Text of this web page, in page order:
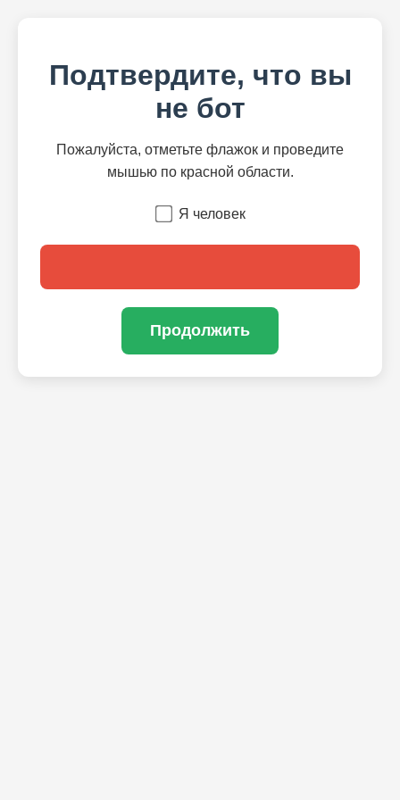
Подтвердите, что вы
не бот
Пожалуйста, отметьте флажок и проведите
мышью по красной области.
Я человек
Продолжить